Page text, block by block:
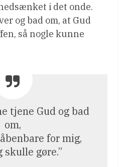
i det onde.
og bad om, at Gud
så nogle kunne
tjene Gud og bad
om,
for mig,
skulle gøre.”